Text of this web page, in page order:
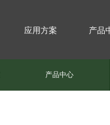
产品中心
应用方案 产品